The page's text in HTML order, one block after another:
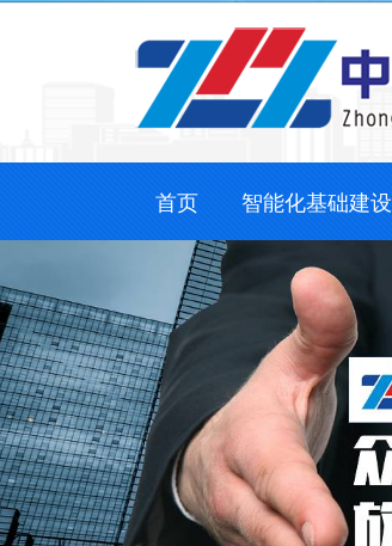
首页 智能化基础建设